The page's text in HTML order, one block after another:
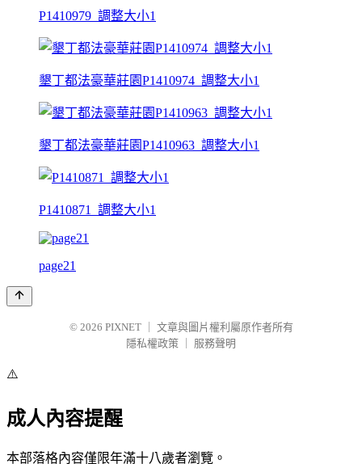
P1410979_調整大小1
墾丁都法豪華莊園P1410974_調整大小1
墾丁都法豪華莊園P1410963_調整大小1
P1410871_調整大小1
page21
© 2026 PIXNET
文章與圖片權利屬原作者所有
隱私權政策
服務聲明
⚠️
成人內容提醒
本部落格內容僅限年滿十八歲者瀏覽。